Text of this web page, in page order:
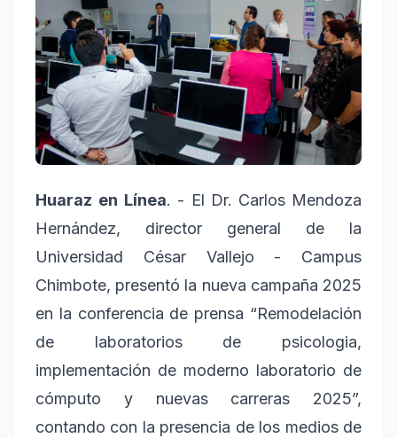
Huaraz en Línea. - El Dr. Carlos Mendoza
Hernández, director general de la
Universidad César Vallejo - Campus
Chimbote, presentó la nueva campaña 2025
en la conferencia de prensa “Remodelación
de laboratorios de psicologia,
implementación de moderno laboratorio de
cómputo y nuevas carreras 2025”,
contando con la presencia de los medios de